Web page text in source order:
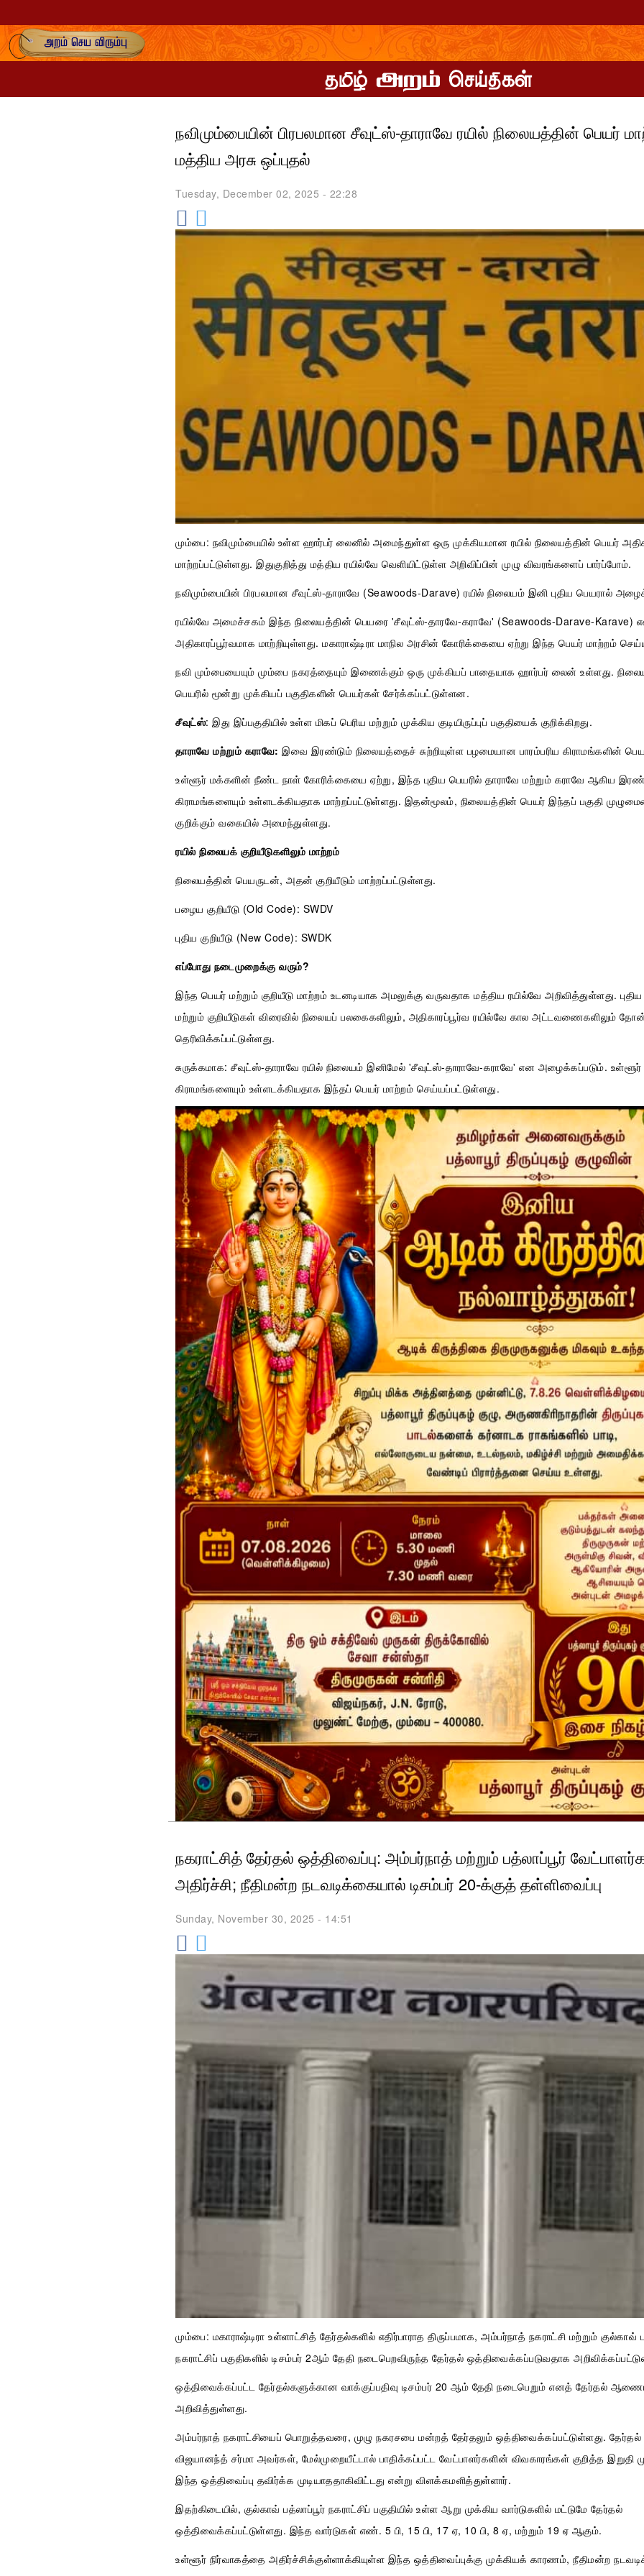
நவிமும்பையின் பிரபலமான சீவுட்ஸ்-தாராவே ரயில் நிலையத்தின் பெயர்
மத்திய அரசு ஒப்புதல்
Tuesday, December 02, 2025 - 22:28
மும்பை: நவிமும்பையில் உள்ள ஹார்பர் லைனில் அமைந்துள்ள ஒரு முக்கியமான ரயில் நிலையத்தின் பெயர்
மாற்றப்பட்டுள்ளது. இதுகுறித்து மத்திய ரயில்வே வெளியிட்டுள்ள அறிவிப்பின் முழு விவரங்களைப் பார்ப்போம்.
நவிமும்பையின் பிரபலமான சீவுட்ஸ்-தாராவே (Seawoods-Darave) ரயில் நிலையம் இனி புதிய பெயரால்
ரயில்வே அமைச்சகம் இந்த நிலையத்தின் பெயரை 'சீவுட்ஸ்-தாரவே-கராவே' (Seawoods-Darave-Karave)
அதிகாரப்பூர்வமாக மாற்றியுள்ளது. மகாராஷ்டிரா மாநில அரசின் கோரிக்கையை ஏற்று இந்த பெயர் மாற்றம்
நவி மும்பையையும் மும்பை நகரத்தையும் இணைக்கும் ஒரு முக்கியப் பாதையாக ஹார்பர் லைன் உள்ளது.
பெயரில் மூன்று முக்கியப் பகுதிகளின் பெயர்கள் சேர்க்கப்பட்டுள்ளன.
சீவுட்ஸ்: இது இப்பகுதியில் உள்ள மிகப் பெரிய மற்றும் முக்கிய குடியிருப்புப் பகுதியைக் குறிக்கிறது.
தாராவே மற்றும் கராவே: இவை இரண்டும் நிலையத்தைச் சுற்றியுள்ள பழமையான பாரம்பரிய கிராமங்களின்
உள்ளூர் மக்களின் நீண்ட நாள் கோரிக்கையை ஏற்று, இந்த புதிய பெயரில் தாராவே மற்றும் கராவே ஆகிய
கிராமங்களையும் உள்ளடக்கியதாக மாற்றப்பட்டுள்ளது. இதன்மூலம், நிலையத்தின் பெயர் இந்தப் பகுதி
குறிக்கும் வகையில் அமைந்துள்ளது.
ரயில் நிலையக் குறியீடுகளிலும் மாற்றம்
நிலையத்தின் பெயருடன், அதன் குறியீடும் மாற்றப்பட்டுள்ளது.
பழைய குறியீடு (Old Code): SWDV
புதிய குறியீடு (New Code): SWDK
எப்போது நடைமுறைக்கு வரும்?
இந்த பெயர் மற்றும் குறியீடு மாற்றம் உடனடியாக அமலுக்கு வருவதாக மத்திய ரயில்வே அறிவித்துள்ளது.
மற்றும் குறியீடுகள் விரைவில் நிலையப் பலகைகளிலும், அதிகாரப்பூர்வ ரயில்வே கால அட்டவணைகளிலும்
தெரிவிக்கப்பட்டுள்ளது.
சுருக்கமாக: சீவுட்ஸ்-தாராவே ரயில் நிலையம் இனிமேல் 'சீவுட்ஸ்-தாராவே-கராவே' என அழைக்கப்படும். உள்ளூர்
கிராமங்களையும் உள்ளடக்கியதாக இந்தப் பெயர் மாற்றம் செய்யப்பட்டுள்ளது.
நகராட்சித் தேர்தல் ஒத்திவைப்பு: அம்பர்நாத் மற்றும் பத்லாப்பூர்
அதிர்ச்சி; நீதிமன்ற நடவடிக்கையால் டிசம்பர் 20-க்குத் தள்ளிவைப்பு
Sunday, November 30, 2025 - 14:51
மும்பை: மகாராஷ்டிரா உள்ளாட்சித் தேர்தல்களில் எதிர்பாராத திருப்பமாக, அம்பர்நாத் நகராட்சி மற்றும் குல்காவ்
நகராட்சிப் பகுதிகளில் டிசம்பர் 2ஆம் தேதி நடைபெறவிருந்த தேர்தல் ஒத்திவைக்கப்படுவதாக
ஒத்திவைக்கப்பட்ட தேர்தல்களுக்கான வாக்குப்பதிவு டிசம்பர் 20 ஆம் தேதி நடைபெறும் எனத் தேர்தல்
அறிவித்துள்ளது.
அம்பர்நாத் நகராட்சியைப் பொறுத்தவரை, முழு நகரசபை மன்றத் தேர்தலும் ஒத்திவைக்கப்பட்டுள்ளது. தேர்தல்
விஜயானந்த் சர்மா அவர்கள், மேல்முறையீட்டால் பாதிக்கப்பட்ட வேட்பாளர்களின் விவகாரங்கள் குறித்த இறுதி
இந்த ஒத்திவைப்பு தவிர்க்க முடியாததாகிவிட்டது என்று விளக்கமளித்துள்ளார்.
இதற்கிடையில், குல்காவ் பத்லாப்பூர் நகராட்சிப் பகுதியில் உள்ள ஆறு முக்கிய வார்டுகளில் மட்டுமே தேர்தல்
ஒத்திவைக்கப்பட்டுள்ளது. இந்த வார்டுகள் எண். 5 பி, 15 பி, 17 ஏ, 10 பி, 8 ஏ, மற்றும் 19 ஏ ஆகும்.
உள்ளூர் நிர்வாகத்தை அதிர்ச்சிக்குள்ளாக்கியுள்ள இந்த ஒத்திவைப்புக்கு முக்கியக் காரணம், நீதிமன்ற